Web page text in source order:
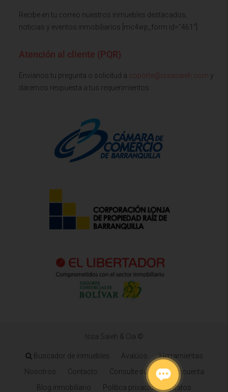
Recibe en tu correo nuestros inmuebles destacados,
noticias y eventos inmobiliarios [mc4wp_form id="461"]
Atención al cliente (PQR)
Envianos tu pregunta o solicitud a soporte@issasaieh.com y
daremos respuesta a tus requerimientos
Issa Saieh & Cia ©
Buscador de inmuebles Avalúos
Herramientas
Nosotros
Contacto
Consulte su estado de cuenta
Blog inmobiliario
Política privacidad de datos